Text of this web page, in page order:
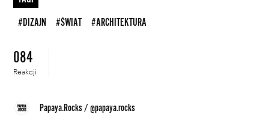
#DIZAJN #ŚWIAT #ARCHITEKTURA
084
Reakcji
Papaya.Rocks /@papaya.rocks